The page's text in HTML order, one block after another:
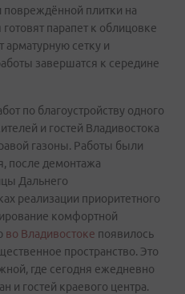
плитки на
парапет к облицовке
арматурную сетку и
завершатся к середине
по благоустройству одного
и гостей Владивостока
газоны. Работы были
после демонтажа
Дальнего
реализации приоритетного
комфортной
во Владивостоке появилось
пространство. Это
где сегодня ежедневно
и гостей краевого центра.